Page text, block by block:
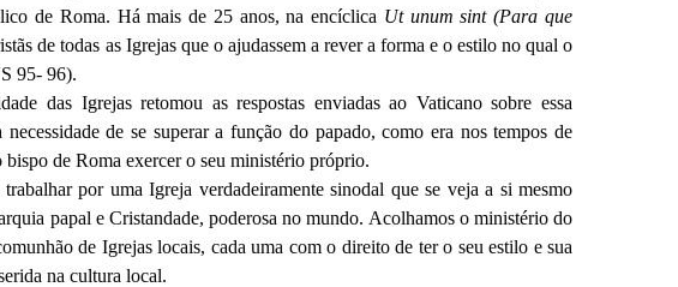
de Roma. Há mais de 25 anos, na encíclica Ut unum sint (Para que
de todas as Igrejas que o ajudassem a rever a forma e o estilo no qual o
95- 96).
das Igrejas retomou as respostas enviadas ao Vaticano sobre essa
de se superar a função do papado, como era nos tempos de
de Roma exercer o seu ministério próprio.
por uma Igreja verdadeiramente sinodal que se veja a si mesmo
papal e Cristandade, poderosa no mundo. Acolhamos o ministério do
de Igrejas locais, cada uma com o direito de ter o seu estilo e sua
na cultura local.